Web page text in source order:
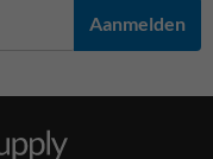
Aanmelden